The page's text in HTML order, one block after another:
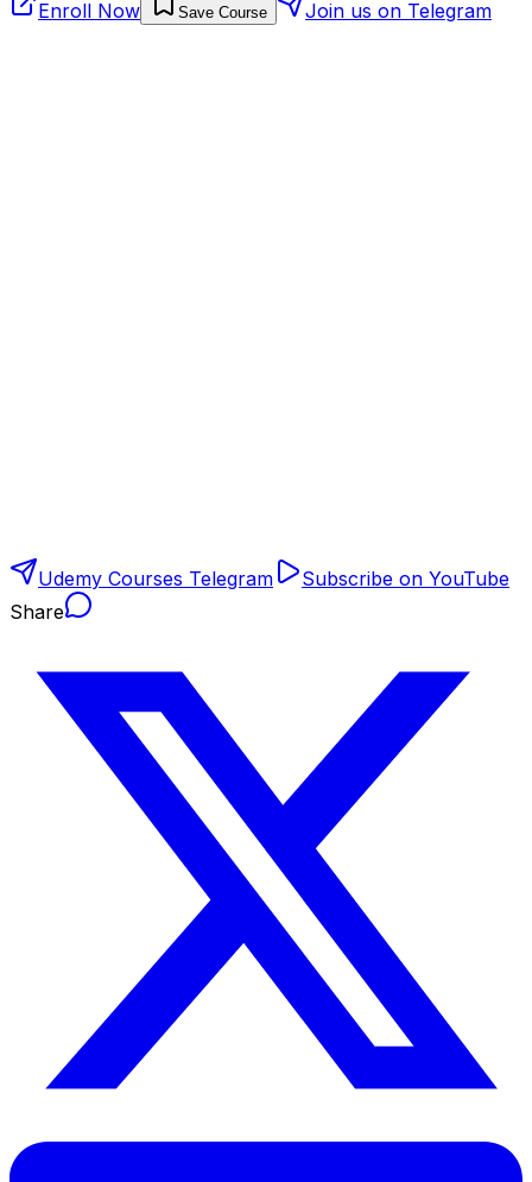
Enroll Now Save Course Join us on Telegram
Udemy Courses Telegram
Subscribe on YouTube
Share